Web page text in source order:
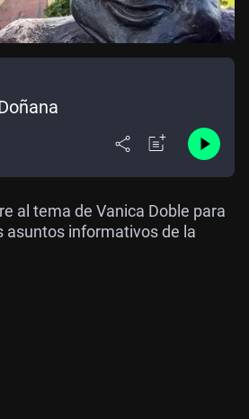
al tema de Vanica Doble para
asuntos informativos de la